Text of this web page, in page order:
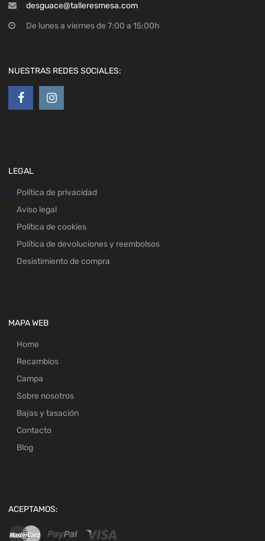
desguace@talleresmesa.com
De lunes a viernes de 7:00 a 15:00h
NUESTRAS REDES SOCIALES:
LEGAL
Política de privacidad
Aviso legal
Política de cookies
Política de devoluciones y reembolsos
Desistimiento de compra
MAPA WEB
Home
Recambios
Campa
Sobre nosotros
Bajas y tasación
Contacto
Blog
ACEPTAMOS: